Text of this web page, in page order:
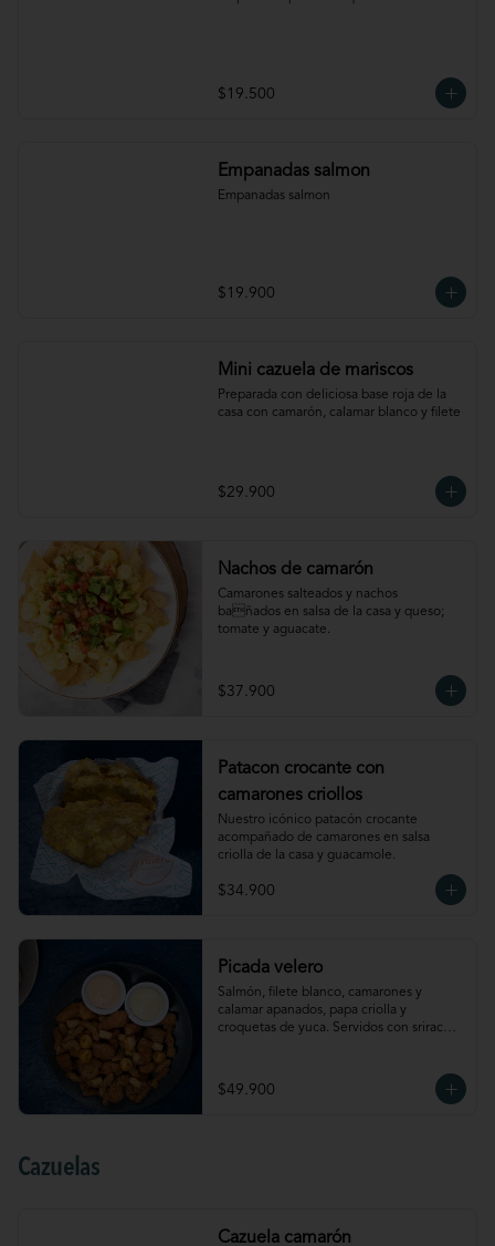
$19.500
Empanadas salmon
Empanadas salmon
$19.900
Mini cazuela de mariscos
Preparada con deliciosa base roja de la
casa con camarón, calamar blanco y filete
$29.900
Nachos de camarón
Camarones salteados y nachos
bañados en salsa de la casa y queso;
tomate y aguacate.
$37.900
Patacon crocante con
camarones criollos
Nuestro icónico patacón crocante
acompañado de camarones en salsa
criolla de la casa y guacamole.
$34.900
Picada velero
Salmón, filete blanco, camarones y
calamar apanados, papa criolla y
croquetas de yuca. Servidos con sriracha
$49.900
Cazuelas
Cazuela camarón